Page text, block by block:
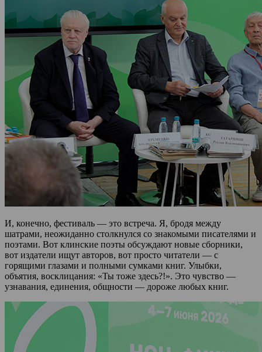
И, конечно, фестиваль — это встреча. Я, бродя между
шатрами, неожиданно столкнулся со знакомыми писателями и
поэтами. Вот клинские поэты обсуждают новые сборники,
вот издатели ищут авторов, вот просто читатели — с
горящими глазами и полными сумками книг. Улыбки,
объятия, восклицания: «Ты тоже здесь?!». Это чувство —
узнавания, единения, общности — дороже любых книг.